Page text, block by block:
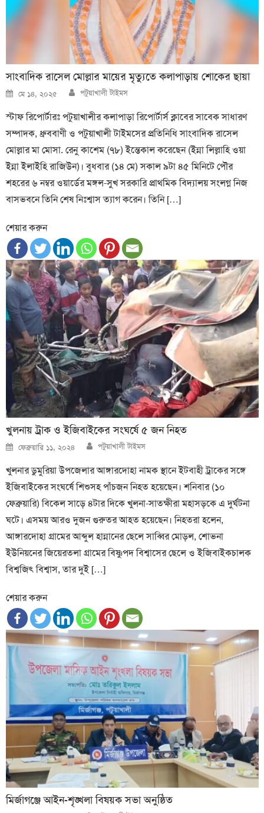
সাংবাদিক রাসেল মোল্লার মায়ের মৃত্যুতে কলাপাড়ায় শোকের ছায়া
Posted
on
মে ১৪, ২০২৫ Author
পটুয়াখালী টাইমস
স্টাফ রিপোর্টারঃ পটুয়াখালীর কলাপাড়া রিপোর্টার্স ক্লাবের সাবেক সাধারণ
সম্পাদক, ধ্রুববাণী ও পটুয়াখালী টাইমসের প্রতিনিধি সাংবাদিক রাসেল
মোল্লার মা মোসা. রেনু কাশেম (৭৮) ইন্তেকাল করেছেন (ইন্না লিল্লাহি ওয়া
ইন্না ইলাইহি রাজিউন)। বুধবার (১৪ মে) সকাল ৯টা ৪৫ মিনিটে পৌর
শহরের ৬ নম্বর ওয়ার্ডের মঙ্গল-সুখ সরকারি প্রাথমিক বিদ্যালয় সংলগ্ন নিজ
বাসভবনে তিনি শেষ নিঃশ্বাস ত্যাগ করেন। তিনি […]
শেয়ার করুন
খুলনায় ট্রাক ও ইজিবাইকের সংঘর্ষে ৫ জন নিহত
Posted
on
ফেব্রুয়ারি ১১, ২০২৪ Author
পটুয়াখালী টাইমস
খুলনার ডুমুরিয়া উপজেলার আঙ্গারদোহা নামক স্থানে ইটবাহী ট্রাকের সঙ্গে
ইজিবাইকের সংঘর্ষে শিশুসহ পাঁচজন নিহত হয়েছেন। শনিবার (১০
ফেব্রুয়ারি) বিকেল সাড়ে ৪টার দিকে খুলনা-সাতক্ষীরা মহাসড়কে এ দুর্ঘটনা
ঘটে। এসময় আরও দুজন গুরুতর আহত হয়েছেন। নিহতরা হলেন,
আঙ্গারদোহা গ্রামের আব্দুল হান্নানের ছেলে সাব্বির মোড়ল, শোভনা
ইউনিয়নের জিয়েরতলা গ্রামের বিষ্ণুপদ বিশ্বাসের ছেলে ও ইজিবাইকচালক
বিশ্বজিৎ বিশ্বাস, তার দুই […]
শেয়ার করুন
মির্জাগঞ্জে আইন-শৃঙ্খলা বিষয়ক সভা অনুষ্ঠিত